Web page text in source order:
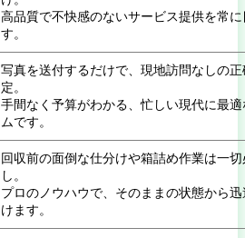
高品質で不快感のないサービス提供を常
す。
写真を送付するだけで、現地訪問なしの
定。
手間なく予算がわかる、忙しい現代に最
ムです。
回収前の面倒な仕分けや箱詰め作業は一
し。
プロのノウハウで、そのままの状態から
けます。